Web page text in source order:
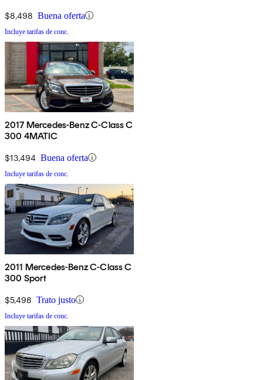
$8,498 Buena oferta
Incluye tarifas de conc.
2017 Mercedes-Benz C-Class C
300 4MATIC
$13,494 Buena oferta
Incluye tarifas de conc.
2011 Mercedes-Benz C-Class C
300 Sport
$5,498 Trato justo
Incluye tarifas de conc.